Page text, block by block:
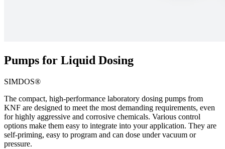
Pumps for Liquid Dosing
SIMDOS®
The compact, high-performance laboratory dosing pumps from
KNF are designed to meet the most demanding requirements, even
for highly aggressive and corrosive chemicals. Various control
options make them easy to integrate into your application. They are
self-priming, easy to program and can dose under vacuum or
pressure.